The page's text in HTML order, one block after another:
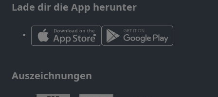
Lade dir die App herunter
Auszeichnungen